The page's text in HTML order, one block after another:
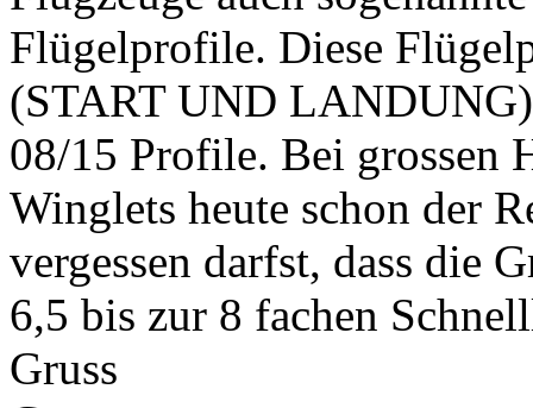
Flügelprofile. Diese
(START UND
08/15 Profile. Bei grossen
Winglets heute schon der
vergessen darfst, dass die
6,5 bis zur 8 fachen
Gruss